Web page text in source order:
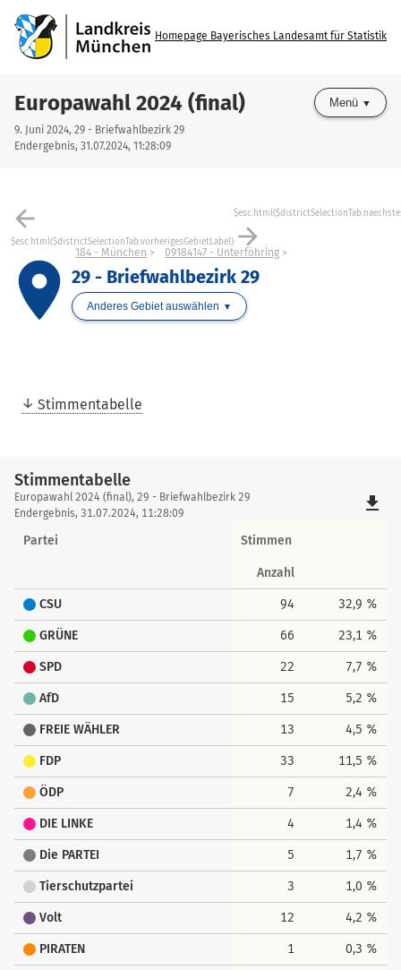
Homepage Bayerisches Landesamt für Statistik
Europawahl 2024 (final)
9. Juni 2024, 29 - Briefwahlbezirk 29
Endergebnis, 31.07.2024, 11:28:09
Menü
arrow_back
$esc.html($districtSelectionTab.vorherigesGebietLabel) arrow_forward
place
184 - München 09184147 - Unterföhring
29 - Briefwahlbezirk 29
Anderes Gebiet auswählen
Stimmentabelle
Stimmentabelle
Stimmentabelle
Europawahl 2024 (final), 29 - Briefwahlbezirk 29
Endergebnis, 31.07.2024, 11:28:09
file_download
Partei Stimmen
Anzahl
CSU 94 32,9 %
GRÜNE 66 23,1 %
SPD 22 7,7 %
AfD 15 5,2 %
FREIE WÄHLER 13 4,5 %
FDP 33 11,5 %
ÖDP 7 2,4 %
DIE LINKE 4 1,4 %
Die PARTEI 5 1,7 %
Tierschutzpartei 3 1,0 %
Volt 12 4,2 %
PIRATEN 1 0,3 %